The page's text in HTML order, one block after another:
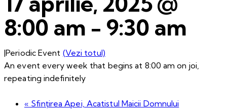
8:00 am - 9:30 am
|Periodic Event (Vezi totul)
An event every week that begins at 8:00 am on joi,
repeating indefinitely
« Sfințirea Apei, Acatistul Maicii Domnului